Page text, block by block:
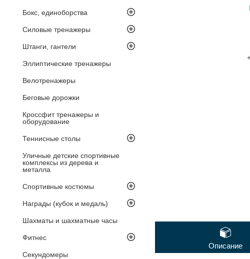
Бокс, единоборства
Силовые тренажеры
Штанги, гантели
Эллиптические тренажеры
Велотренажеры
Беговые дорожки
Кроссфит тренажеры и
оборудование
Теннисные столы
Уличные детские спортивные
комплексы из дерева и
металла
Спортивные костюмы
Награды (кубок и медаль)
Шахматы и шахматные часы
Фитнес
Секундомеры
Описание